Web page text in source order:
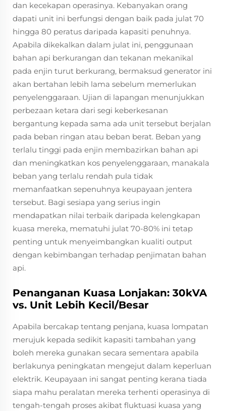
dan kecekapan operasinya. Kebanyakan orang
dapati unit ini berfungsi dengan baik pada julat 70
hingga 80 peratus daripada kapasiti penuhnya.
Apabila dikekalkan dalam julat ini, penggunaan
bahan api berkurangan dan tekanan mekanikal
pada enjin turut berkurang, bermaksud generator ini
akan bertahan lebih lama sebelum memerlukan
penyelenggaraan. Ujian di lapangan menunjukkan
perbezaan ketara dari segi keberkesanan
bergantung kepada sama ada unit tersebut berjalan
pada beban ringan atau beban berat. Beban yang
terlalu tinggi pada enjin membazirkan bahan api
dan meningkatkan kos penyelenggaraan, manakala
beban yang terlalu rendah pula tidak
memanfaatkan sepenuhnya keupayaan jentera
tersebut. Bagi sesiapa yang serius ingin
mendapatkan nilai terbaik daripada kelengkapan
kuasa mereka, mematuhi julat 70-80% ini tetap
penting untuk menyeimbangkan kualiti output
dengan kebimbangan terhadap penjimatan bahan
api.
Penanganan Kuasa Lonjakan: 30kVA
vs. Unit Lebih Kecil/Besar
Apabila bercakap tentang penjana, kuasa lompatan
merujuk kepada sedikit kapasiti tambahan yang
boleh mereka gunakan secara sementara apabila
berlakunya peningkatan mengejut dalam keperluan
elektrik. Keupayaan ini sangat penting kerana tiada
siapa mahu peralatan mereka terhenti operasinya di
tengah-tengah proses akibat fluktuasi kuasa yang